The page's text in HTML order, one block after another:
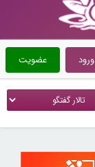
عضویت ورود